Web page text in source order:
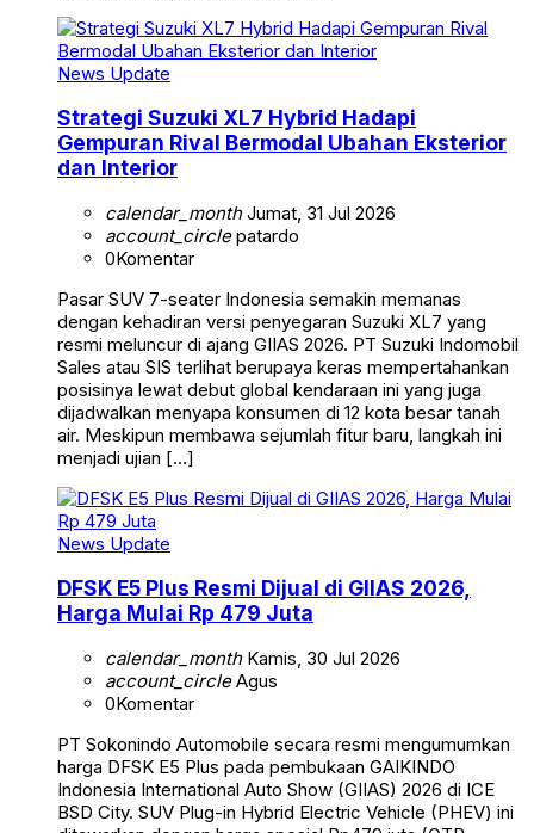
News Update
Strategi Suzuki XL7 Hybrid Hadapi
Gempuran Rival Bermodal Ubahan Eksterior
dan Interior
calendar_monthJumat, 31 Jul 2026
account_circlepatardo
0Komentar
Pasar SUV 7-seater Indonesia semakin memanas
dengan kehadiran versi penyegaran Suzuki XL7 yang
resmi meluncur di ajang GIIAS 2026. PT Suzuki Indomobil
Sales atau SIS terlihat berupaya keras mempertahankan
posisinya lewat debut global kendaraan ini yang juga
dijadwalkan menyapa konsumen di 12 kota besar tanah
air. Meskipun membawa sejumlah fitur baru, langkah ini
menjadi ujian […]
News Update
DFSK E5 Plus Resmi Dijual di GIIAS 2026,
Harga Mulai Rp 479 Juta
calendar_monthKamis, 30 Jul 2026
account_circleAgus
0Komentar
PT Sokonindo Automobile secara resmi mengumumkan
harga DFSK E5 Plus pada pembukaan GAIKINDO
Indonesia International Auto Show (GIIAS) 2026 di ICE
BSD City. SUV Plug-in Hybrid Electric Vehicle (PHEV) ini